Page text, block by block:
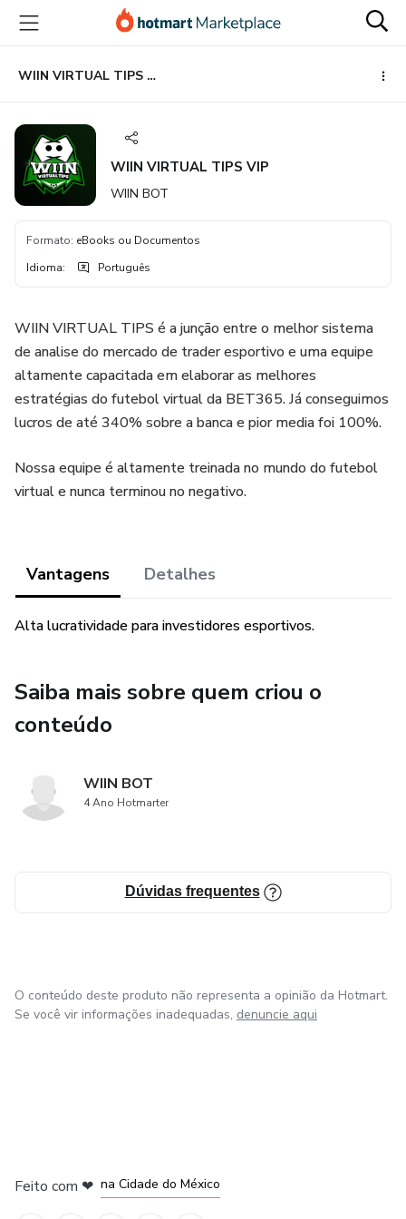
para
conteúdo
principal
para
pagamento
para
rodapé
WIIN VIRTUAL TIPS VIP
WIIN VIRTUAL TIPS VIP
WIIN BOT
Formato: eBooks ou Documentos
Idioma: Português
WIIN VIRTUAL TIPS é a junção entre o melhor sistema
de analise do mercado de trader esportivo e uma equipe
altamente capacitada em elaborar as melhores
estratégias do futebol virtual da BET365. Já conseguimos
lucros de até 340% sobre a banca e pior media foi 100%.
Nossa equipe é altamente treinada no mundo do futebol
virtual e nunca terminou no negativo.
Vantagens Detalhes
Alta lucratividade para investidores esportivos.
Saiba mais sobre quem criou o
conteúdo
WIIN BOT
4 Ano Hotmarter
Dúvidas frequentes
O conteúdo deste produto não representa a opinião da Hotmart.
Se você vir informações inadequadas, denuncie aqui
Feito com ❤ na Cidade do México